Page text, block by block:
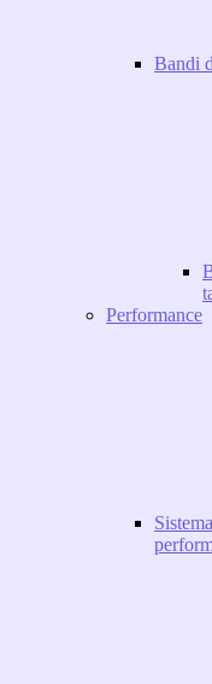
Bandi
Performance